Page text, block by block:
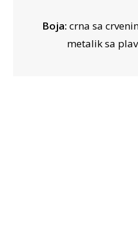
Boja: crna sa
metalik sa